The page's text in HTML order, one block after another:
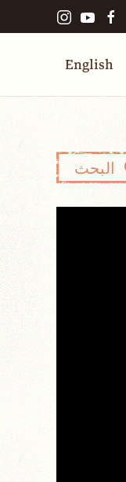
English
البحث